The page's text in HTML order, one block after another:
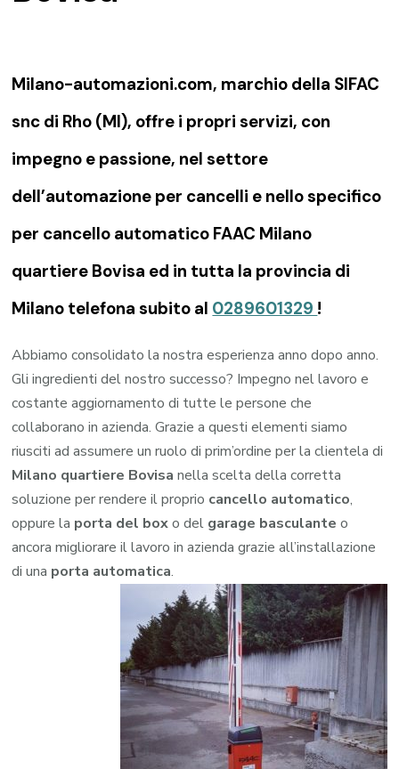
Milano-automazioni.com, marchio della SIFAC
snc di Rho (MI), offre i propri servizi, con
impegno e passione, nel settore
dell’automazione per cancelli e nello specifico
per cancello automatico FAAC Milano
quartiere Bovisa ed in tutta la provincia di
Milano telefona subito al 0289601329 !
Abbiamo consolidato la nostra esperienza anno dopo anno.
Gli ingredienti del nostro successo? Impegno nel lavoro e
costante aggiornamento di tutte le persone che
collaborano in azienda. Grazie a questi elementi siamo
riusciti ad assumere un ruolo di prim’ordine per la clientela di
Milano quartiere Bovisa nella scelta della corretta
soluzione per rendere il proprio cancello automatico,
oppure la porta del boxo del garage basculante o
ancora migliorare il lavoro in azienda grazie all’installazione
di una porta automatica.